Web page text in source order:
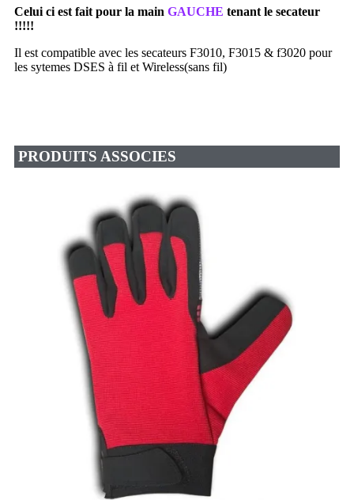
Celui ci est fait pour la main GAUCHE tenant le secateur
!!!!!
Il est compatible avec les secateurs F3010, F3015 & f3020 pour
les sytemes DSES à fil et Wireless(sans fil)
PRODUITS ASSOCIES